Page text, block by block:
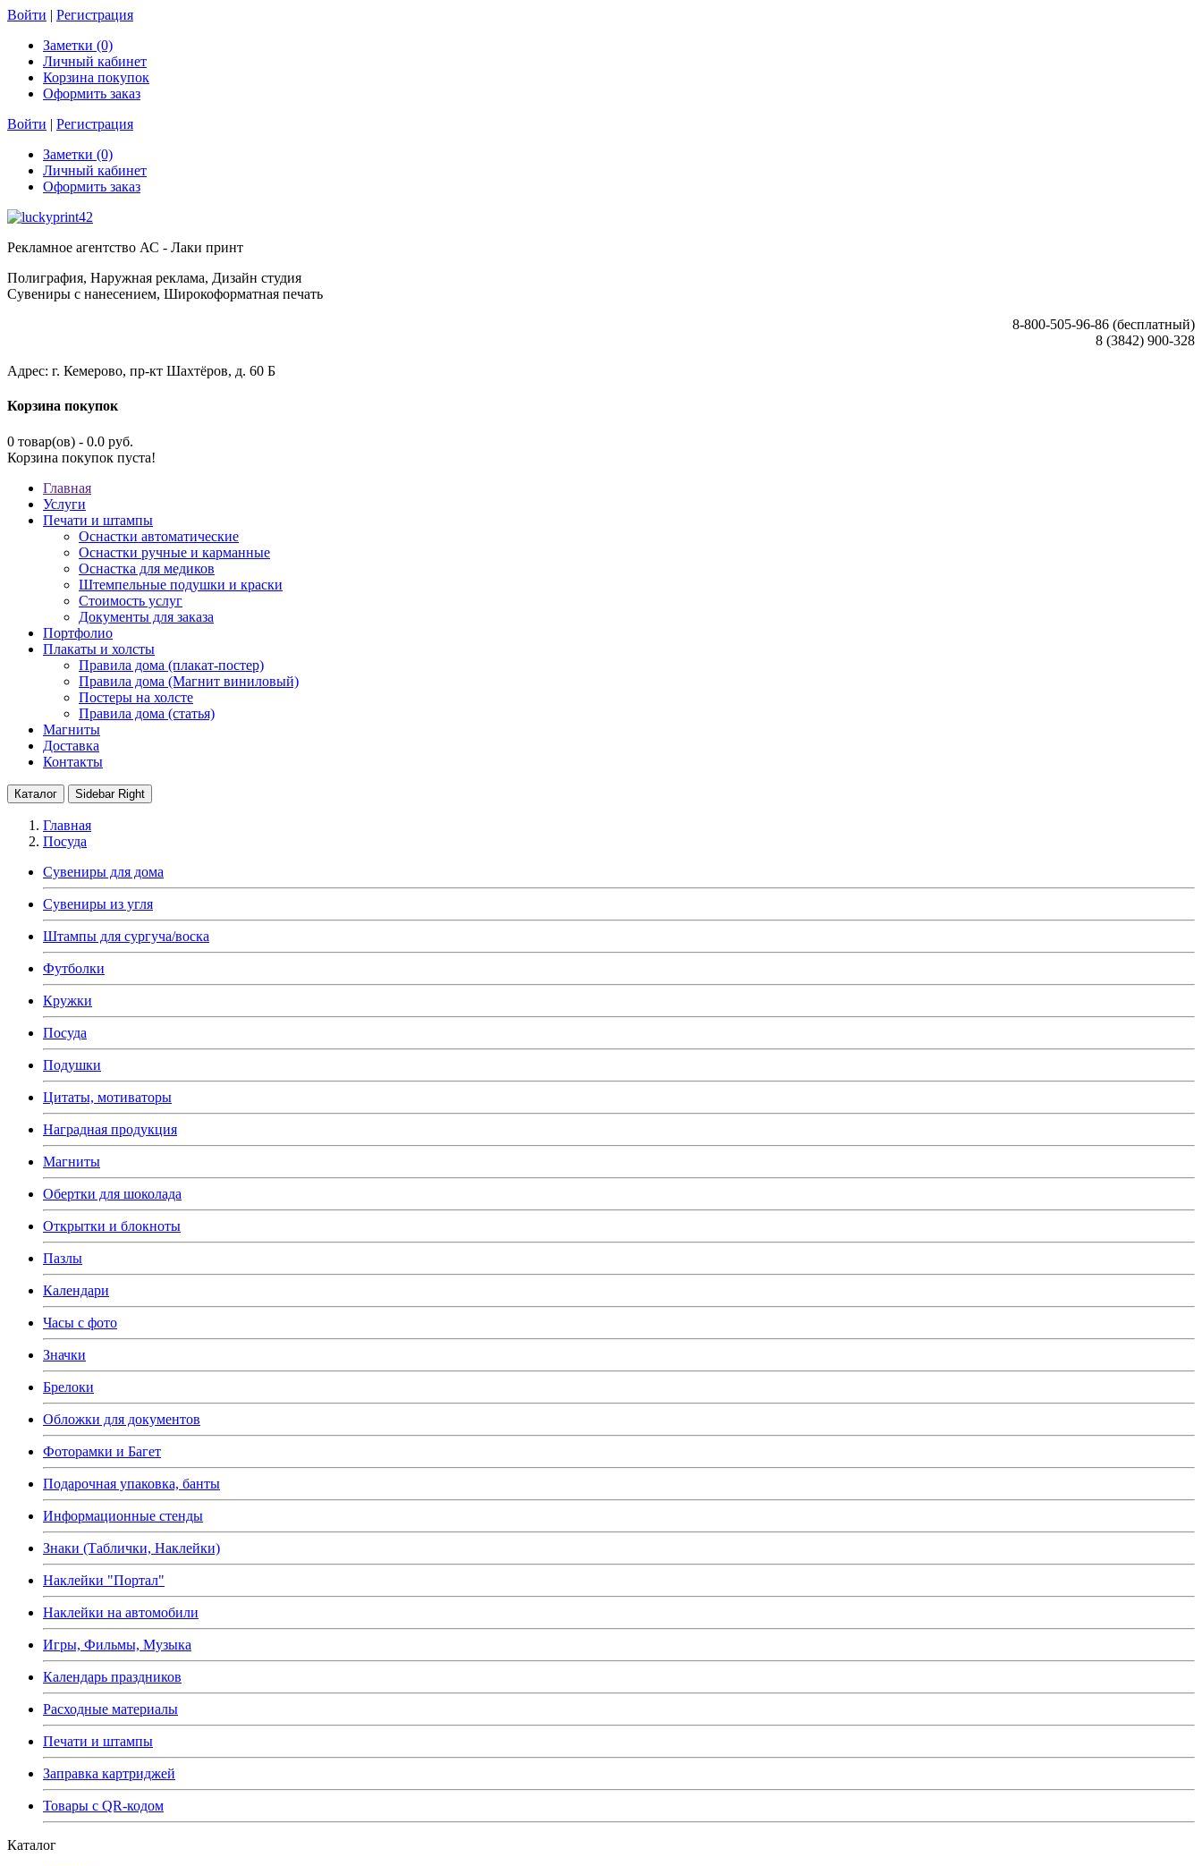
Войти | Регистрация
Заметки (0)
Личный кабинет
Корзина покупок
Оформить заказ
Войти | Регистрация
Заметки (0)
Личный кабинет
Оформить заказ
Рекламное агентство АС - Лаки принт
Полиграфия, Наружная реклама, Дизайн студия
Сувениры с нанесением, Широкоформатная печать
8-800-505-96-86 (бесплатный)
8 (3842) 900-328
Адрес: г. Кемерово, пр-кт Шахтёров, д. 60 Б
Корзина покупок
0 товар(ов) - 0.0 руб.
Корзина покупок пуста!
Главная
Услуги
Печати и штампы
Оснастки автоматические
Оснастки ручные и карманные
Оснастка для медиков
Штемпельные подушки и краски
Стоимость услуг
Документы для заказа
Портфолио
Плакаты и холсты
Правила дома (плакат-постер)
Правила дома (Магнит виниловый)
Постеры на холсте
Правила дома (статья)
Магниты
Доставка
Контакты
Каталог Sidebar Right
Главная
Посуда
Сувениры для дома
Сувениры из угля
Штампы для сургуча/воска
Футболки
Кружки
Посуда
Подушки
Цитаты, мотиваторы
Наградная продукция
Магниты
Обертки для шоколада
Открытки и блокноты
Пазлы
Календари
Часы с фото
Значки
Брелоки
Обложки для документов
Фоторамки и Багет
Подарочная упаковка, банты
Информационные стенды
Знаки (Таблички, Наклейки)
Наклейки "Портал"
Наклейки на автомобили
Игры, Фильмы, Музыка
Календарь праздников
Расходные материалы
Печати и штампы
Заправка картриджей
Товары с QR-кодом
Каталог